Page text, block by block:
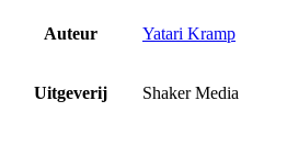
Auteur Yatari Kramp
Uitgeverij Shaker Media